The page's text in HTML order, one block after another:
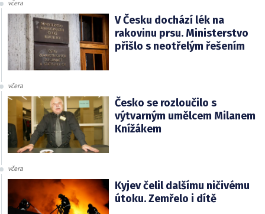
včera
V Česku dochází lék na
rakovinu prsu. Ministerstvo
přišlo s neotřelým řešením
včera
Česko se rozloučilo s
výtvarným umělcem Milanem
Knížákem
včera
Kyjev čelil dalšímu ničivému
útoku. Zemřelo i dítě